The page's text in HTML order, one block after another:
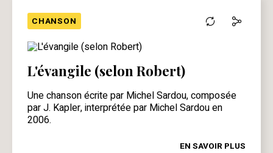
CHANSON
L'évangile (selon Robert)
Une chanson écrite par Michel Sardou, composée
par J. Kapler, interprétée par Michel Sardou en
2006.
EN SAVOIR PLUS